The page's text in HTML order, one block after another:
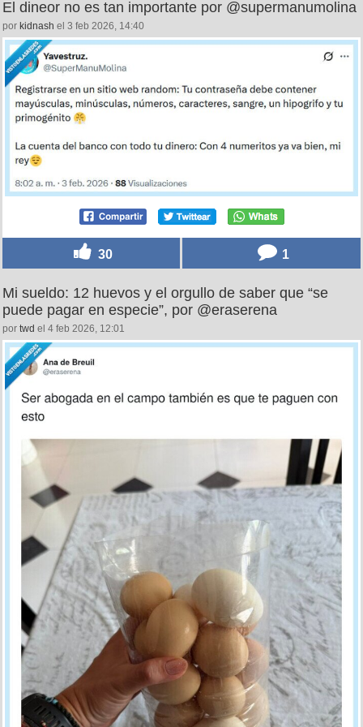
El dineor no es tan importante por @supermanumolina
por kidnash el 3 feb 2026, 14:40
30 1
Mi sueldo: 12 huevos y el orgullo de saber que “se
puede pagar en especie”, por @eraserena
por twd el 4 feb 2026, 12:01